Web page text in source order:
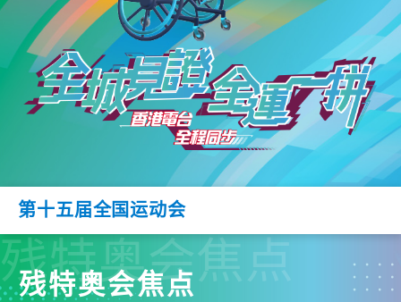
第十五届全国运动会
残特奥会焦点
残特奥会焦点